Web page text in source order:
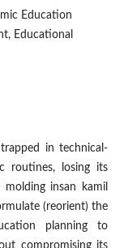
Education
Educational
in technical-
routines, losing its
insan kamil
(reorient) the
planning to
compromising its